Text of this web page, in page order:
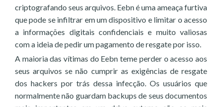
criptografando seus arquivos. Eebn é uma ameaça furtiva
que pode se infiltrar em um dispositivo e limitar o acesso
a informações digitais confidenciais e muito valiosas
com a ideia de pedir um pagamento de resgate por isso.
A maioria das vítimas do Eebn teme perder o acesso aos
seus arquivos se não cumprir as exigências de resgate
dos hackers por trás dessa infecção. Os usuários que
normalmente não guardam backups de seus documentos